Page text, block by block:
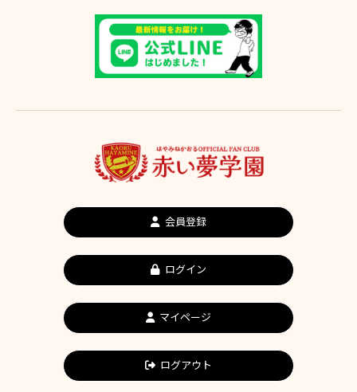
会員登録
ログイン
マイページ
ログアウト